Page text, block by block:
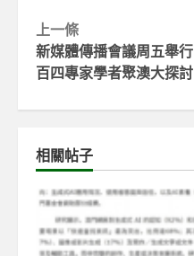
Continue
Reading
上一條
新媒體傳播會議周五舉行
百四專家學者聚澳大探討
相關帖子